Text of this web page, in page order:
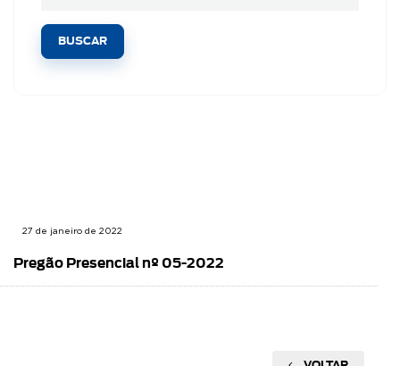
27 de janeiro de 2022
Pregão Presencial nº 05-2022